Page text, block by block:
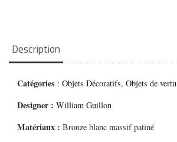
Description
Catégories :Objets Décoratifs,Objets de vertu
Designer :William Guillon
Matériaux : Bronze blanc massif patiné